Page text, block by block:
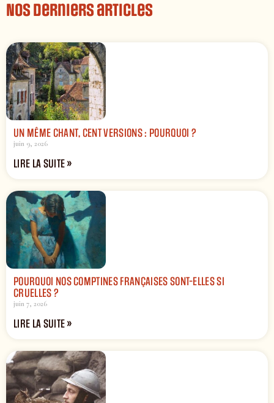
Nos derniers articles
UN MÊME CHANT, CENT VERSIONS : POURQUOI ?
juin 9, 2026
LIRE LA SUITE »
POURQUOI NOS COMPTINES FRANÇAISES SONT-ELLES SI
CRUELLES ?
juin 7, 2026
LIRE LA SUITE »